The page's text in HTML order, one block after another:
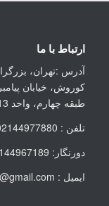
ارتباط با ما
آدرس :تهران،
طبقه چهارم، واحد 13
تلفن : 02144977880
دورنگار: 02144967189
ایمیل : amoshaveran@gmail.com